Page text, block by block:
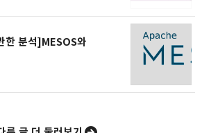
한 분석]MESOS와